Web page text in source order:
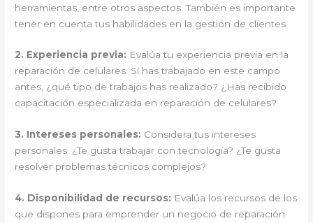
herramientas, entre otros aspectos. También es importante
tener en cuenta tus habilidades en la gestión de clientes.
2. Experiencia previa: Evalúa tu experiencia previa en la
reparación de celulares. Si has trabajado en este campo
antes, ¿qué tipo de trabajos has realizado? ¿Has recibido
capacitación especializada en reparación de celulares?
3. Intereses personales: Considera tus intereses
personales. ¿Te gusta trabajar con tecnología? ¿Te gusta
resolver problemas técnicos complejos?
4. Disponibilidad de recursos: Evalúa los recursos de los
que dispones para emprender un negocio de reparación